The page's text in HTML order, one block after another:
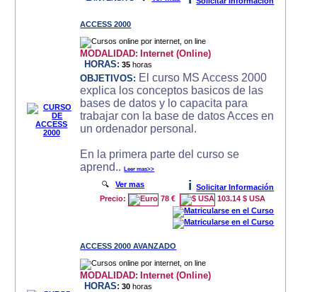
ACCESS 2000
MODALIDAD: Internet (Online)
HORAS: 35 horas
OBJETIVOS: El curso MS Access 2000
explica los conceptos basicos de las
bases de datos y lo capacita para
trabajar con la base de datos Acces en
un ordenador personal.
En la primera parte del curso se
aprend..Leer mas>>
🔍Ver mas i
Solicitar Información
Precio:
78 € 103.14 $ USA
ACCESS 2000 AVANZADO
MODALIDAD: Internet (Online)
HORAS: 30 horas